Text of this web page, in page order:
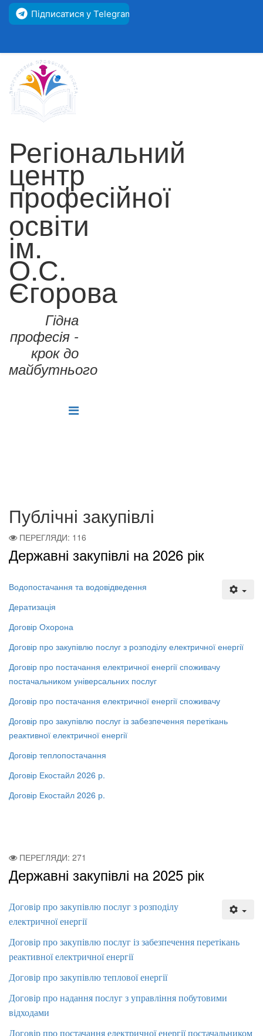
Підписатися у Telegram
Регіональний
центр
професійної
освіти
ім.
О.С.
Єгорова
Гідна
професія -
крок до
майбутнього
Публічні закупівлі
ПЕРЕГЛЯДИ: 116
Державні закупівлі на 2026 рік
Водопостачання та водовідведення
Дератизація
Договір Охорона
Договір про закупівлю послуг з розподілу електричної енергії
Договір про постачання електричної енергії споживачу
постачальником універсальних послуг
Договір про постачання електричної енергії споживачу
Договір про закупівлю послуг із забезпечення перетікань
реактивної електричної енергії
Договір теплопостачання
Договір Екостайл 2026 р.
Договір Екостайл 2026 р.
ПЕРЕГЛЯДИ: 271
Державні закупівлі на 2025 рік
Договір про закупівлю послуг з розподілу
електричної енергії
Договір про закупівлю послуг із забезпечення перетікань
реактивної електричної енергії
Договір про закупівлю теплової енергії
Договір про надання послуг з управління побутовими
відходами
Договір про постачання електричної енергії постачальником